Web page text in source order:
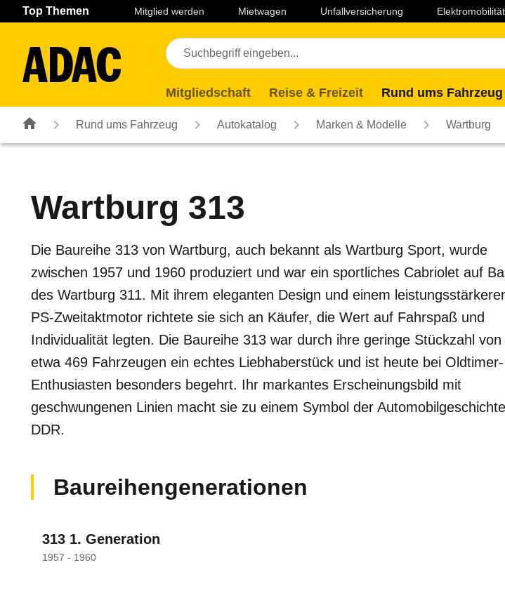
Navigation Seiteninhalt Fußzeile
Top Themen Mitglied werden Mietwagen Unfallversicherung Elektromobilität
Mitgliedschaft Reise & Freizeit Rund ums Fahrzeug
Rund ums Fahrzeug Autokatalog Marken & Modelle Wartburg
Wartburg 313
Die Baureihe 313 von Wartburg, auch bekannt als Wartburg Sport, wurde
zwischen 1957 und 1960 produziert und war ein sportliches Cabriolet auf
des Wartburg 311. Mit ihrem eleganten Design und einem
PS-Zweitaktmotor richtete sie sich an Käufer, die Wert auf Fahrspaß und
Individualität legten. Die Baureihe 313 war durch ihre geringe Stückzahl von
etwa 469 Fahrzeugen ein echtes Liebhaberstück und ist heute bei Oldtimer-
Enthusiasten besonders begehrt. Ihr markantes Erscheinungsbild mit
geschwungenen Linien macht sie zu einem Symbol der
DDR.
Baureihengenerationen
313 1. Generation
1957 - 1960